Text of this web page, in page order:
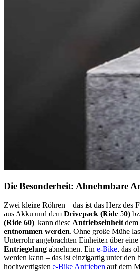
Die Besonderheit: Abnehmbare
Zwei kleine Röhren – das ist das Herz des
aus Akku und dem Drivepack (Ride 50)
(Ride 60), kann diese Antriebseinheit
entnommen werden. Ohne große Mühe
Unterrohr angebrachten Einheiten über eine
Entriegelung abnehmen. Ein e-Bike, das
werden kann – das ist einzigartig unter den
hochwertigsten e-Bike Antrieben auf dem